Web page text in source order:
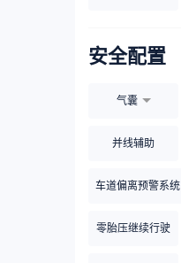
安全配置
气囊
并线辅助
车道偏离预警系统
零胎压继续行驶